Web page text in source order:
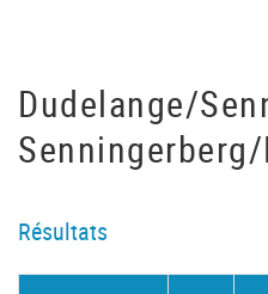
Dudelange/
Résultats